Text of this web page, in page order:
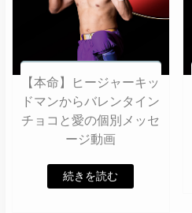
【本命】ヒージャーキッ
ドマンからバレンタイン
チョコと愛の個別メッセ
ージ動画
続きを読む